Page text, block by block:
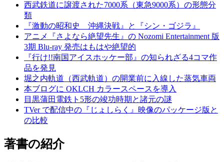
西武鉄道に譲渡された7000系（東急9000系）の形態分
類
『激動の昭和史 沖縄決戦』と『シン・ゴジラ』
アニメ『さよなら絶望先生』の Nozomi Entertainment 版
3期 Blu-ray 発売はもはや絶望的
『行け!!南国アイスホッケー部』の知られざる4コマ作
品を発見
堀之内軌道（西武軌道）の開業前に入線した蒸気車両
本ブログに OKLCH カラースペースを導入
目黒蒲田電鉄ト5形の竣功時期と諸元の謎
TVer で配信中の『じょしらく』映像のパッケージ版と
の比較
著書の紹介